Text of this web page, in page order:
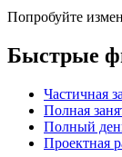
Попробуйте
Быстрые
Частичная
Полная
Полный
Проектная